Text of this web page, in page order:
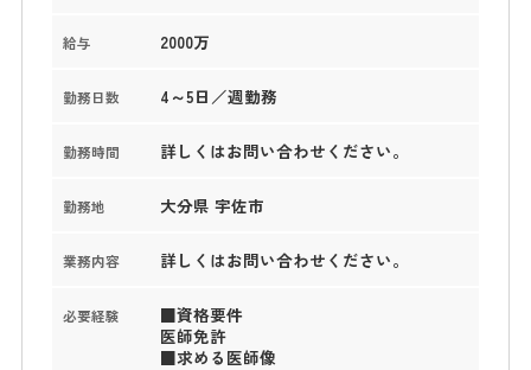
給与 2000万
勤務日数 4～5日／週勤務
勤務時間 詳しくはお問い合わせください。
勤務地 大分県 宇佐市
業務内容 詳しくはお問い合わせください。
必要経験
■資格要件
医師免許
■求める医師像